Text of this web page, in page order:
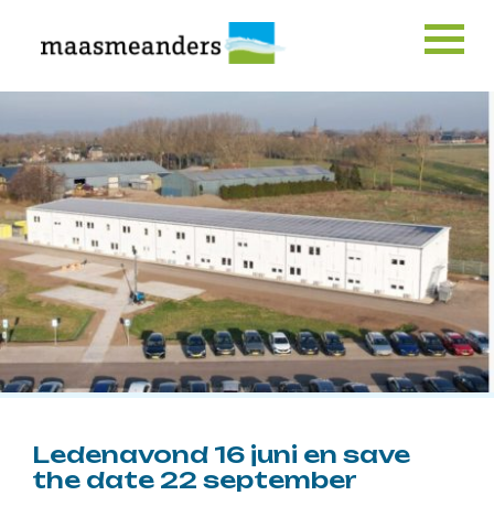
content
Ledenavond 16 juni en save
the date 22 september